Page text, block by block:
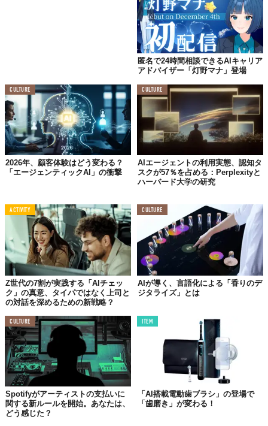
© 株式会社アルバトロス
© 株式会社アルバトロス
アルバトロスの代表取締役、谷本慎二氏はプレスリリースの中
で、「『退職代行の必要ない社会』を目指している」とコメン
ト。
一方、ペンマークの代表取締役である横山直明氏は、「『コミュ
トレZ』が、世代間の架け橋となり、すべての人が尊重され、成
長できる職場環境の一助となることを願っています」と語る。
匿名で24時間相談できるAIキャリア
アドバイザー「灯野マナ」登場
CULTURE
2026年、顧客体験はどう変わる？
「エージェンティックAI」の衝撃
CULTURE
AIエージェントの利用実態、認知タ
スクが57％を占める：Perplexityと
ハーバード大学の研究
ACTIVITY
Z世代の7割が実践する「AIチェッ
ク」の真意、タイパではなく上司と
の対話を深めるための新戦略？
CULTURE
AIが導く、言語化による「香りのデ
ジタライズ」とは
CULTURE
Spotifyがアーティストの支払いに
関する新ルールを開始。あなたは、
どう感じた？
ITEM
「AI搭載電動歯ブラシ」の登場で
「歯磨き」が変わる！